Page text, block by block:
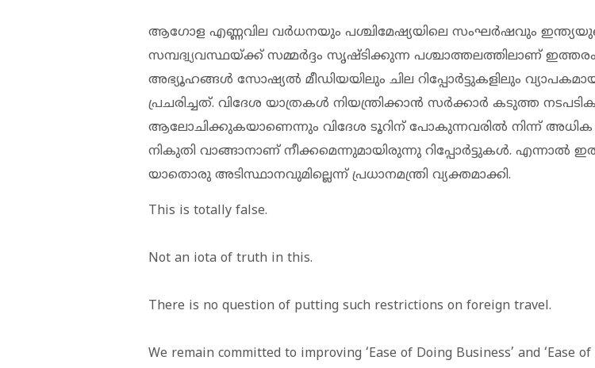
ആഗോള എണ്ണവില വര്‍ധനയും പശ്ചിമേഷ്യയിലെ സംഘര്‍ഷവും
സമ്പദ്വ്യവസ്ഥയ്ക്ക് സമ്മര്‍ദ്ദം സൃഷ്ടിക്കുന്ന പശ്ചാത്തലത്തിലാണ് ഇത്തരം
അഭ്യൂഹങ്ങള്‍ സോഷ്യല്‍ മീഡിയയിലും ചില റിപ്പോര്‍ട്ടുകളിലും
പ്രചരിച്ചത്. വിദേശ യാത്രകള്‍ നിയന്ത്രിക്കാന്‍ സര്‍ക്കാര്‍ കടുത്ത
ആലോചിക്കുകയാണെന്നും വിദേശ ടൂറിന് പോകുന്നവരില്‍ നിന്ന് അധിക
നികുതി വാങ്ങാനാണ് നീക്കമെന്നുമായിരുന്നു റിപ്പോര്‍ട്ടുകള്‍. എന്നാല്‍
യാതൊരു അടിസ്ഥാനവുമില്ലെന്ന് പ്രധാനമന്ത്രി വ്യക്തമാക്കി.
This is totally false.
Not an iota of truth in this.
There is no question of putting such restrictions on foreign travel.
We remain committed to improving ‘Ease of Doing Business’ and ‘Ease of